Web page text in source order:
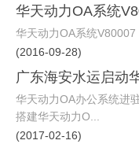
华天动力OA系统
华天动力OA系统V80007
(2016-09-28)
广东海安水运启动
华天动力OA办公系统进
搭建华天动力O...
(2017-02-16)